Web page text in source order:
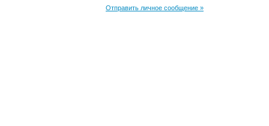
Отправить личное сообщение »